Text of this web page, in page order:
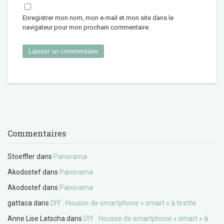
Enregistrer mon nom, mon e-mail et mon site dans le
navigateur pour mon prochain commentaire.
Commentaires
Stoefflerdans Panorama
Akodostefdans Panorama
Akodostefdans Panorama
gattaca dans DIY : Housse de smartphone « smart » à tirette
Anne Lise Latscha dans DIY : Housse de smartphone « smart » à